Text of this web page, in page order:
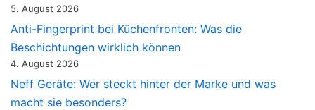
5. August 2026
Anti-Fingerprint bei Küchenfronten: Was die
Beschichtungen wirklich können
4. August 2026
Neff Geräte: Wer steckt hinter der Marke und was
macht sie besonders?